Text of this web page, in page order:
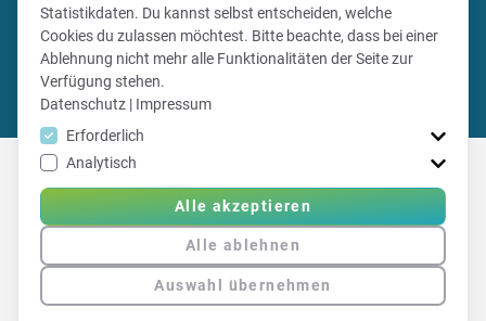
Ticketshop los!
Mehr Informationen
Direkt registrieren
Statistikdaten. Du kannst selbst entscheiden, welche
Cookies du zulassen möchtest. Bitte beachte, dass bei einer
Ablehnung nicht mehr alle Funktionalitäten der Seite zur
Verfügung stehen.
Datenschutz | Impressum
Erforderlich
Analytisch
Alle akzeptieren
Alle ablehnen
Auswahl übernehmen
Erfahre hier mehr über Vereinsticket
|Impressum